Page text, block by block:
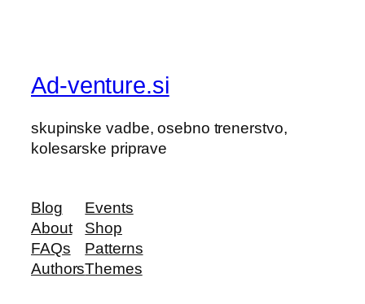
Ad-venture.si
skupinske vadbe, osebno trenerstvo,
kolesarske priprave
Blog
About
FAQs
Authors
Events
Shop
Patterns
Themes